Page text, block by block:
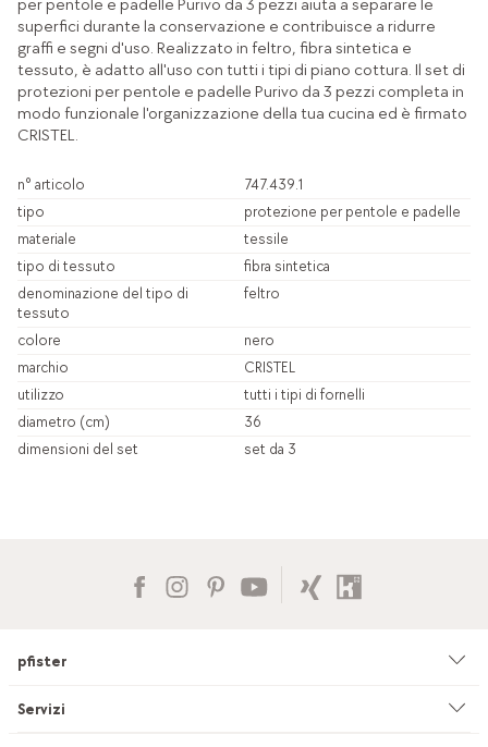
per pentole e padelle Purivo da 3 pezzi aiuta a separare le
superfici durante la conservazione e contribuisce a ridurre
graffi e segni d'uso. Realizzato in feltro, fibra sintetica e
tessuto, è adatto all'uso con tutti i tipi di piano cottura. Il set di
protezioni per pentole e padelle Purivo da 3 pezzi completa in
modo funzionale l'organizzazione della tua cucina ed è firmato
CRISTEL.
n° articolo
747.439.1
tipo
protezione per pentole e padelle
materiale
tessile
tipo di tessuto
fibra sintetica
denominazione del tipo di
tessuto
feltro
colore
nero
marchio
CRISTEL
utilizzo
tutti i tipi di fornelli
diametro (cm)
36
dimensioni del set
set da 3
pfister
Azienda
Servizi